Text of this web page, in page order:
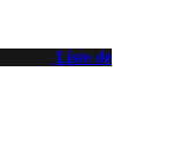
Liste de